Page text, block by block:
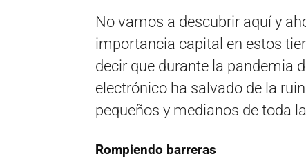
No vamos a descubrir aquí y
importancia capital en estos
decir que durante la pandemia
electrónico ha salvado de la
pequeños y medianos de toda
Rompiendo barreras